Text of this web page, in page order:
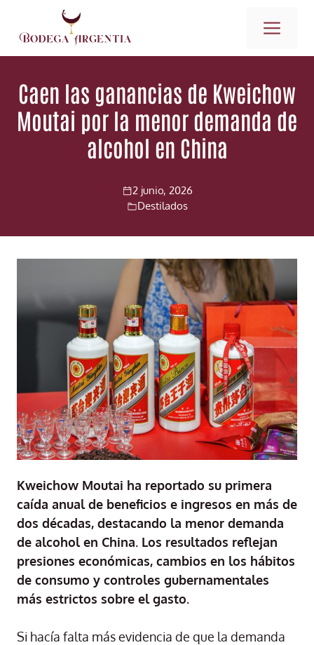
contenido
Caen las ganancias de Kweichow
Moutai por la menor demanda de
alcohol en China
2 junio, 2026
Destilados
Kweichow Moutai ha reportado su primera
caída anual de beneficios e ingresos en más de
dos décadas, destacando la menor demanda
de alcohol en China. Los resultados reflejan
presiones económicas, cambios en los hábitos
de consumo y controles gubernamentales
más estrictos sobre el gasto.
Si hacía falta más evidencia de que la demanda